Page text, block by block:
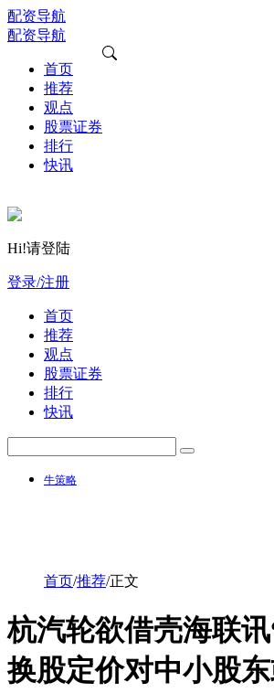
配资导航
配资导航
首页
推荐
观点
股票证券
排行
快讯
Hi!请登陆
登录/注册
首页
推荐
观点
股票证券
排行
快讯
牛策略
首页/推荐/正文
杭汽轮欲借壳海联讯
换股定价对中小股